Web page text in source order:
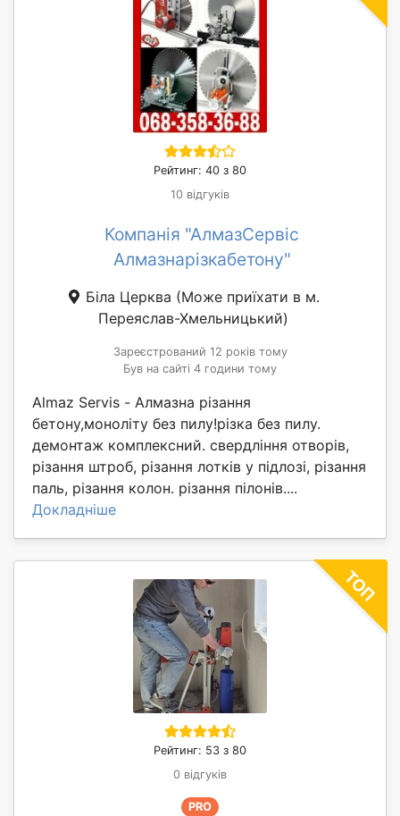
Рейтинг: 40 з 80
10 відгуків
Компанія "АлмазСервіс
Алмазнарізкабетону"
Біла Церква (Може приїхати в м.
Переяслав-Хмельницький)
Зареєстрований 12 років тому
Був на сайті 4 години тому
Almaz Servis - Алмазна різання
бетону,моноліту без пилу!різка без пилу.
демонтаж комплексний. свердління отворів,
різання штроб, різання лотків у підлозі, різання
паль, різання колон. різання пілонів....
Докладніше
Рейтинг: 53 з 80
0 відгуків
PRO